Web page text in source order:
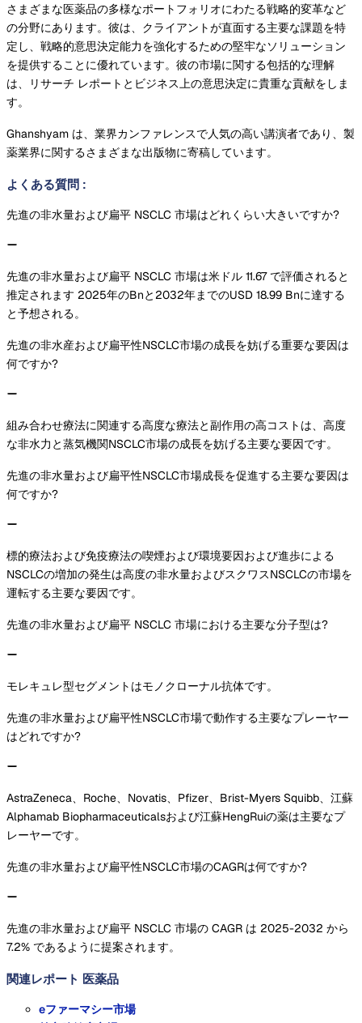
さまざまな医薬品の多様なポートフォリオにわたる戦略的変革など
の分野にあります。彼は、クライアントが直面する主要な課題を特
定し、戦略的意思決定能力を強化するための堅牢なソリューション
を提供することに優れています。彼の市場に関する包括的な理解
は、リサーチ レポートとビジネス上の意思決定に貴重な貢献をしま
す。
Ghanshyam は、業界カンファレンスで人気の高い講演者であり、製
薬業界に関するさまざまな出版物に寄稿しています。
よくある質問 :
先進の非水量および扁平 NSCLC 市場はどれくらい大きいですか?
先進の非水量および扁平 NSCLC 市場は米ドル 11.67 で評価されると
推定されます 2025年のBnと2032年までのUSD 18.99 Bnに達する
と予想される。
先進の非水産および扁平性NSCLC市場の成長を妨げる重要な要因は
何ですか?
組み合わせ療法に関連する高度な療法と副作用の高コストは、高度
な非水力と蒸気機関NSCLC市場の成長を妨げる主要な要因です。
先進の非水量および扁平性NSCLC市場成長を促進する主要な要因は
何ですか?
標的療法および免疫療法の喫煙および環境要因および進歩による
NSCLCの増加の発生は高度の非水量およびスクワスNSCLCの市場を
運転する主要な要因です。
先進の非水量および扁平 NSCLC 市場における主要な分子型は?
モレキュレ型セグメントはモノクローナル抗体です。
先進の非水量および扁平性NSCLC市場で動作する主要なプレーヤー
はどれですか?
AstraZeneca、Roche、Novatis、Pfizer、Brist-Myers Squibb、江蘇
Alphamab Biopharmaceuticalsおよび江蘇HengRuiの薬は主要なプ
レーヤーです。
先進の非水量および扁平性NSCLC市場のCAGRは何ですか?
先進の非水量および扁平 NSCLC 市場の CAGR は 2025-2032 から
7.2% であるように提案されます。
関連レポート 医薬品
eファーマシー市場